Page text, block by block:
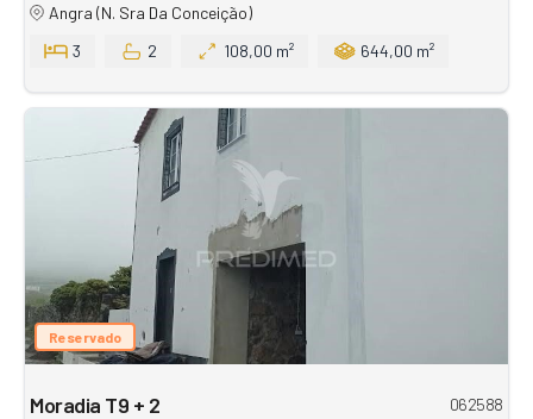
Angra (N. Sra Da Conceição)
3
2 108,00 m² 644,00 m²
Reservado
Moradia T9 + 2
062588